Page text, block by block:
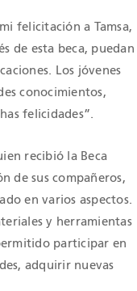
felicitación a Tamsa,
de esta beca, puedan
Los jóvenes
conocimientos,
felicidades”.
recibió la Beca
de sus compañeros,
en varios aspectos.
y herramientas
participar en
adquirir nuevas